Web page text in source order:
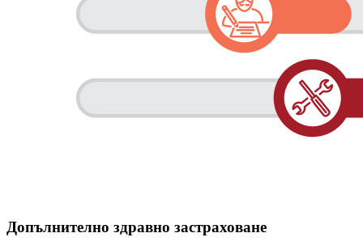
Допълнително здравно застраховане